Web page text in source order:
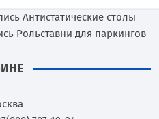
Антистатические столы
Рольставни для паркингов